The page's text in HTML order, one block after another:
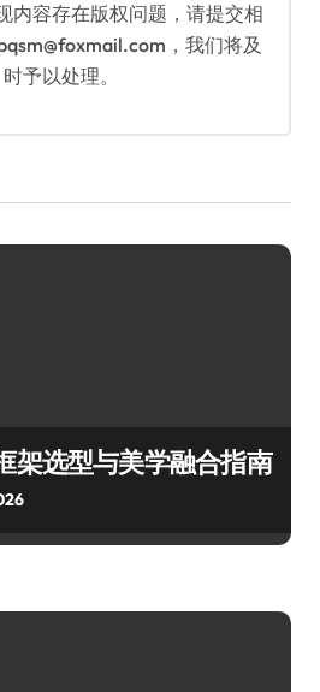
内容存在版权问题，请提交相
，我们将及
时予以处理。
架选型与美学融合指南